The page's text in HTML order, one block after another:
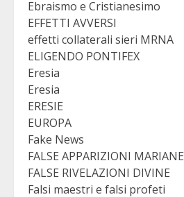
Ebraismo e Cristianesimo
EFFETTI AVVERSI
effetti collaterali sieri MRNA
ELIGENDO PONTIFEX
Eresia
Eresia
ERESIE
EUROPA
Fake News
FALSE APPARIZIONI MARIANE
FALSE RIVELAZIONI DIVINE
Falsi maestri e falsi profeti